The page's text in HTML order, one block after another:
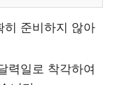
히 준비하지 않아
력일로 착각하여